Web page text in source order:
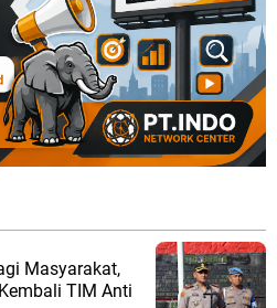
Masyarakat,
TIM Anti